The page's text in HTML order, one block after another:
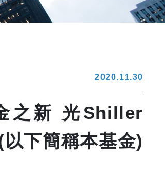
2020.11.30
之新 光Shiller
下簡稱本基金)